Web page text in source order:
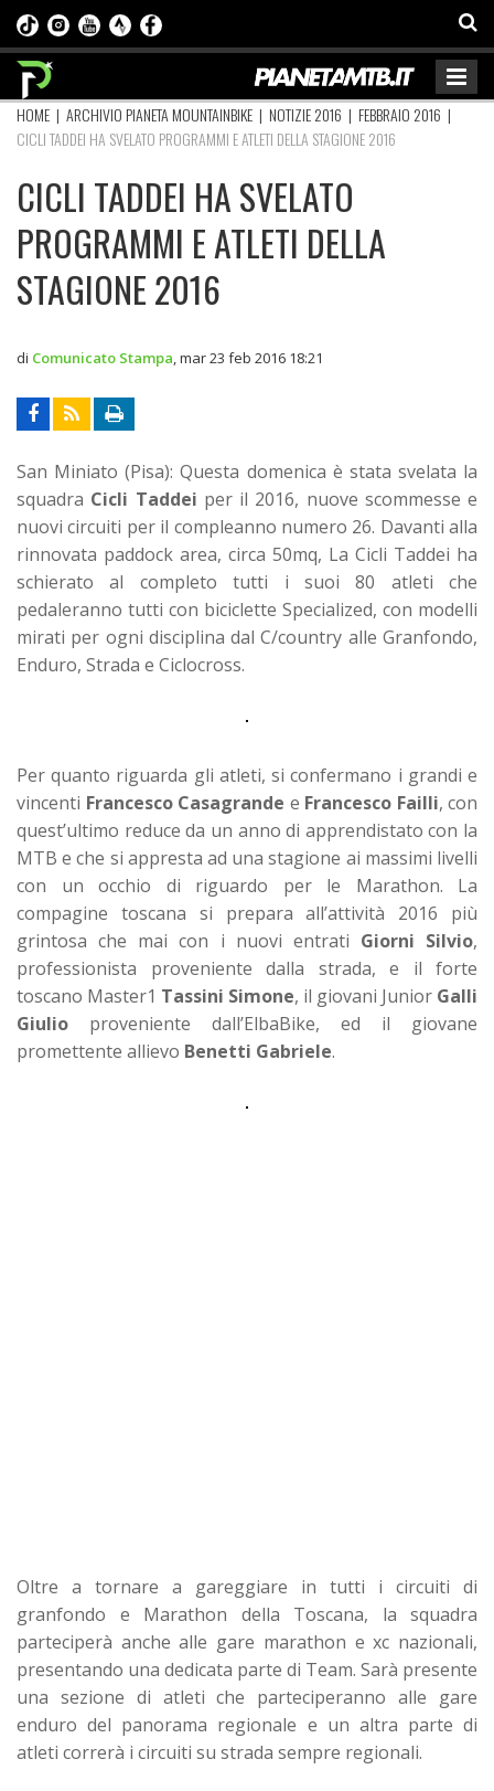
HOME | ARCHIVIO PIANETA MOUNTAINBIKE | NOTIZIE 2016 | FEBBRAIO 2016 |
CICLI TADDEI HA SVELATO PROGRAMMI E ATLETI DELLA STAGIONE 2016
CICLI TADDEI HA SVELATO
PROGRAMMI E ATLETI DELLA
STAGIONE 2016
di Comunicato Stampa mar 23 feb 2016 18:21
San Miniato (Pisa): Questa domenica è stata svelata la
squadra Cicli Taddei per il 2016, nuove scommesse e
nuovi circuiti per il compleanno numero 26. Davanti alla
rinnovata paddock area, circa 50mq, La Cicli Taddei ha
schierato al completo tutti i suoi 80 atleti che
pedaleranno tutti con biciclette Specialized, con modelli
mirati per ogni disciplina dal C/country alle Granfondo,
Enduro, Strada e Ciclocross.
Per quanto riguarda gli atleti, si confermano i grandi e
vincenti Francesco Casagrande e Francesco Failli, con
quest’ultimo reduce da un anno di apprendistato con la
MTB e che si appresta ad una stagione ai massimi livelli
con un occhio di riguardo per le Marathon. La
compagine toscana si prepara all’attività 2016 più
grintosa che mai con i nuovi entrati Giorni Silvio,
professionista proveniente dalla strada, e il forte
toscano Master1 Tassini Simone, il giovani Junior Galli
Giulio proveniente dall’ElbaBike, ed il giovane
promettente allievo Benetti Gabriele.
Oltre a tornare a gareggiare in tutti i circuiti di
granfondo e Marathon della Toscana, la squadra
parteciperà anche alle gare marathon e xc nazionali,
presentando una dedicata parte di Team. Sarà presente
una sezione di atleti che parteciperanno alle gare
enduro del panorama regionale e un altra parte di
atleti correrà i circuiti su strada sempre regionali.